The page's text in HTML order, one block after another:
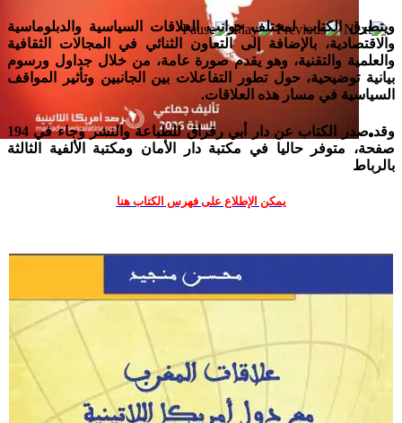
إصدار جديد
ويتطرق الكتاب لمختلف جوانب العلاقات السياسية والدبلوماسية
والاقتصادية، بالإضافة إلى التعاون الثنائي في المجالات الثقافية
والعلمية والتقنية، وهو يقدم صورة عامة، من خلال جداول ورسوم
بيانية توضيحية، حول تطور التفاعلات بين الجانبين وتأثير المواقف
السياسية في مسار هذه العلاقات.
وقد صدر الكتاب عن دار أبي رقراق للطباعة والنشر وجاء في 194
صفحة، متوفر حاليا في مكتبة دار الأمان ومكتبة الألفية الثالثة
بالرباط
يمكن الإطلاع على فهرس الكتاب هنا